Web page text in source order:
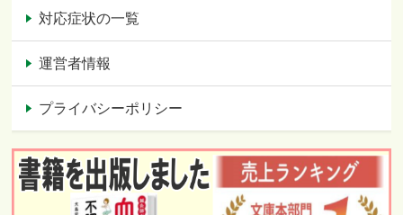
対応症状の一覧
運営者情報
プライバシーポリシー